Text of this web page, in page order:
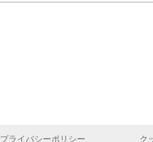
プライバシーポリシー ク